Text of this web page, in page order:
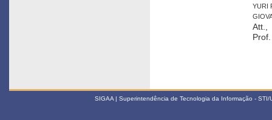
YURI
Att.,
SIGAA | Superintendência de Tecnologia da Informação -